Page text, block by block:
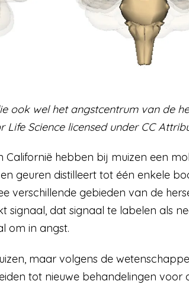
ook wel het angstcentrum van de
Science licensed under CC
Californië hebben bij muizen een
geuren distilleert tot één enkele
verschillende gebieden van de
signaal, dat signaal te labelen als
om in angst.
maar volgens de
tot nieuwe behandelingen